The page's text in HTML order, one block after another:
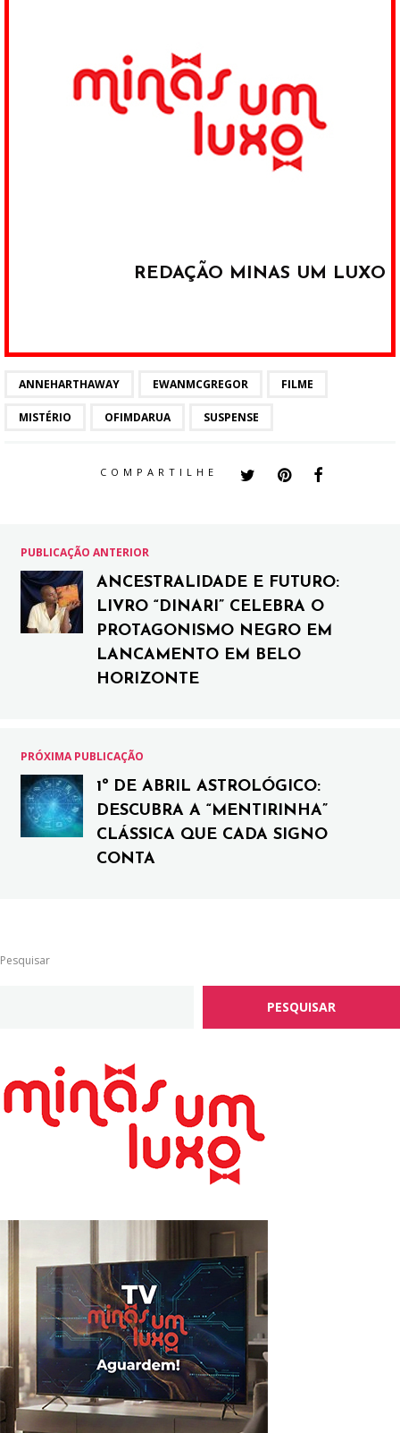
REDAÇÃO MINAS UM LUXO
ANNEHARTHAWAY EWANMCGREGOR FILME
MISTÉRIO OFIMDARUA SUSPENSE
COMPARTILHE
PUBLICAÇÃO ANTERIOR
ANCESTRALIDADE E FUTURO:
LIVRO “DINARI” CELEBRA O
PROTAGONISMO NEGRO EM
LANCAMENTO EM BELO
HORIZONTE
PRÓXIMA PUBLICAÇÃO
1º DE ABRIL ASTROLÓGICO:
DESCUBRA A “MENTIRINHA”
CLÁSSICA QUE CADA SIGNO
CONTA
Pesquisar
PESQUISAR